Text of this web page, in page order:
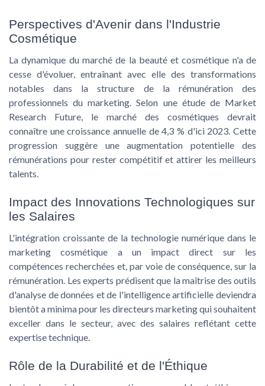
Perspectives d'Avenir dans l'Industrie
Cosmétique
La dynamique du marché de la beauté et cosmétique n'a de
cesse d'évoluer, entraînant avec elle des transformations
notables dans la structure de la rémunération des
professionnels du marketing. Selon une étude de Market
Research Future, le marché des cosmétiques devrait
connaître une croissance annuelle de 4,3 % d'ici 2023. Cette
progression suggère une augmentation potentielle des
rémunérations pour rester compétitif et attirer les meilleurs
talents.
Impact des Innovations Technologiques sur
les Salaires
L'intégration croissante de la technologie numérique dans le
marketing cosmétique a un impact direct sur les
compétences recherchées et, par voie de conséquence, sur la
rémunération. Les experts prédisent que la maîtrise des outils
d'analyse de données et de l'intelligence artificielle deviendra
bientôt a minima pour les directeurs marketing qui souhaitent
exceller dans le secteur, avec des salaires reflétant cette
expertise technique.
Rôle de la Durabilité et de l'Éthique